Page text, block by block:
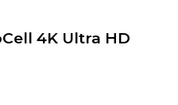
4K Ultra HD